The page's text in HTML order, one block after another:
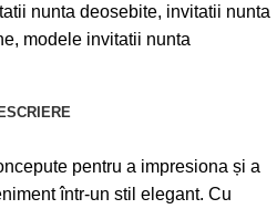
nunta deosebite, invitatii nunta
, modele invitatii nunta
pentru a impresiona și a
într-un stil elegant. Cu